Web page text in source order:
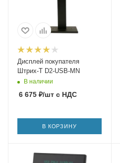
Дисплей покупателя
Штрих-Т D2-USB-MN
В наличии
6 675 ₽/шт с НДС
В КОРЗИНУ